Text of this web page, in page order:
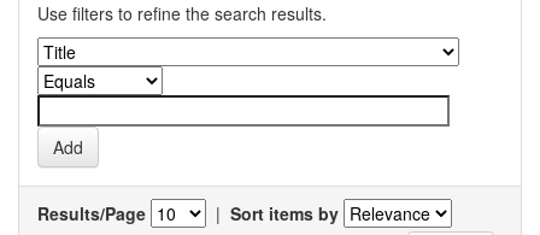
Use filters to refine the search results.
Results/Page | Sort items by